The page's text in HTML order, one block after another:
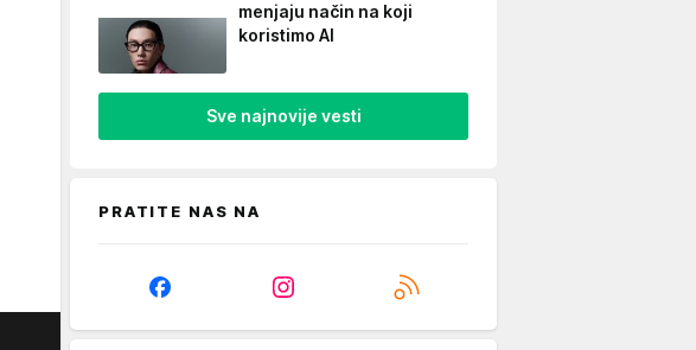
menjaju način na koji
koristimo AI
Sve najnovije vesti
PRATITE NAS NA